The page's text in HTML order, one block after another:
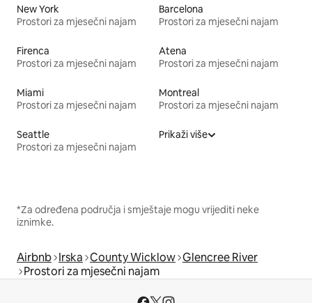
New York
Prostori za mjesečni najam
Barcelona
Prostori za mjesečni najam
Firenca
Prostori za mjesečni najam
Atena
Prostori za mjesečni najam
Miami
Prostori za mjesečni najam
Montreal
Prostori za mjesečni najam
Seattle
Prostori za mjesečni najam
Prikaži više
*Za određena područja i smještaje mogu vrijediti neke
iznimke.
Airbnb Irska County Wicklow Glencree River
Prostori za mjesečni najam